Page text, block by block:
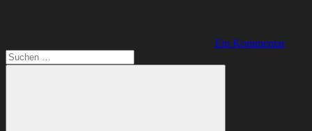
Ein Kommentar
Suchen
nach: